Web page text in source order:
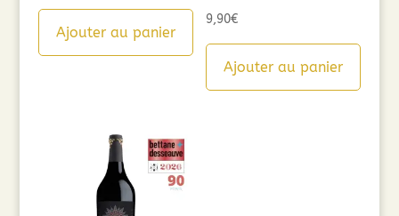
Ajouter au panier
9,90€
Ajouter au panier